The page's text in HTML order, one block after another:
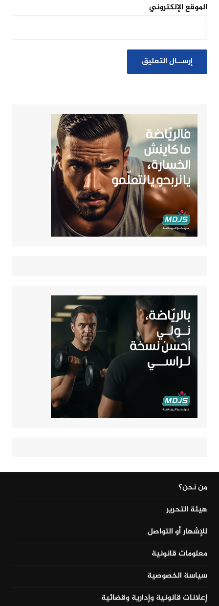
الموقع الإلكتروني
من نحن؟
هيئة التحرير
للإشهار أو التواصل
معلومات قانونية
سياسة الخصوصية
إعلانات قانونية وإدارية وقضائية